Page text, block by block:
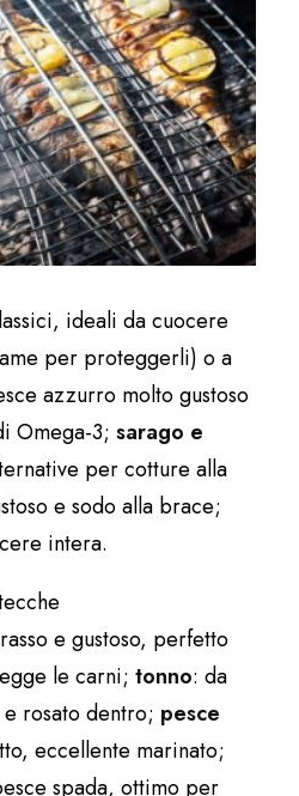
ideali da cuocere
per proteggerli) o a
azzurro molto gustoso
Omega-3; sarago e
per cotture alla
e sodo alla brace;
intera.
e gustoso, perfetto
le carni; tonno: da
rosato dentro; pesce
eccellente marinato;
spada, ottimo per